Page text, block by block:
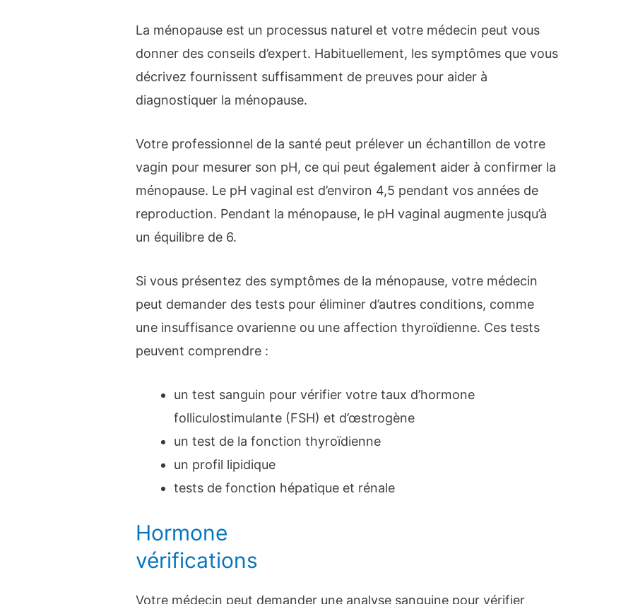
La ménopause est un processus naturel et votre médecin peut vous
donner des conseils d’expert. Habituellement, les symptômes que vous
décrivez fournissent suffisamment de preuves pour aider à
diagnostiquer la ménopause.
Votre professionnel de la santé peut prélever un échantillon de votre
vagin pour mesurer son pH, ce qui peut également aider à confirmer la
ménopause. Le pH vaginal est d’environ 4,5 pendant vos années de
reproduction. Pendant la ménopause, le pH vaginal augmente jusqu’à
un équilibre de 6.
Si vous présentez des symptômes de la ménopause, votre médecin
peut demander des tests pour éliminer d’autres conditions, comme
une insuffisance ovarienne ou une affection thyroïdienne. Ces tests
peuvent comprendre :
un test sanguin pour vérifier votre taux d’hormone
folliculostimulante (FSH) et d’œstrogène
un test de la fonction thyroïdienne
un profil lipidique
tests de fonction hépatique et rénale
Hormone
vérifications
Votre médecin peut demander une analyse sanguine pour vérifier